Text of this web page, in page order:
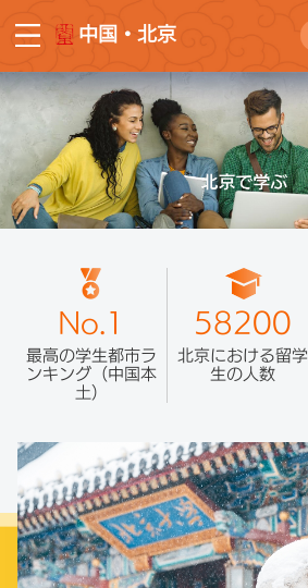
中国・北京
No.1
最高の学生都市ラ
ンキング（中国本
土）
58200
北京における留学
生の人数